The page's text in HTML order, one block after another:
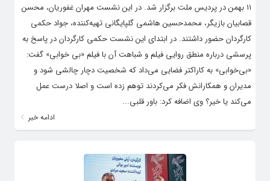
۱۱ بهمن در پردیس ملت برگزار شد. در این نشست مهران غفوریان، محسن
قصابیان بازیگر، محمدحسین هاشمی گلپایگانی تهیه‌کننده، جواد حکمی
کارگردان حضور داشتند. در ابتدای این نشست حکمی کارگردان در پاسخ به
پرسشی درباره منطق روایی فیلم و شباهت آن با فیلم «بی خوابی» گفت:
«بی‌خوابی» به کاراکتر فضایی می‌داد که شخصیت دچار چالشی شود و
مدیران و همکارانش فکر می‌کردند توهم زده است و اصلا درست عمل
می‌کند یا خیر؟ وی اضافه کرد: باور قلبی...
ادامه خبر